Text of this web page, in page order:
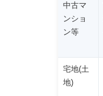
中古マ
ンショ
ン等
宅地(土
地)